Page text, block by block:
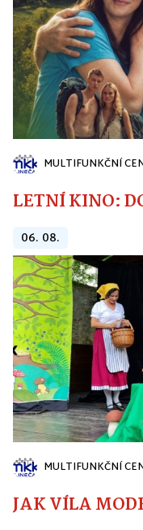
MULTIFUNKČNÍ
LETNÍ KINO:
06. 08.
MULTIFUNKČNÍ
JAK VÍLA